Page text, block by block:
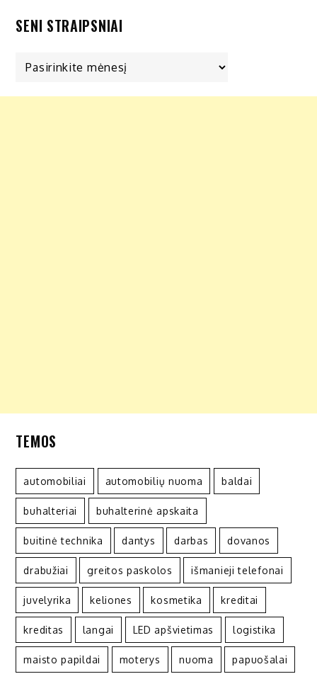
SENI STRAIPSNIAI
TEMOS
automobiliai automobilių nuoma baldai
buhalteriai buhalterinė apskaita
buitinė technika dantys darbas dovanos
drabužiai greitos paskolos išmanieji telefonai
juvelyrika keliones kosmetika kreditai
kreditas langai LED apšvietimas logistika
maisto papildai moterys nuoma papuošalai